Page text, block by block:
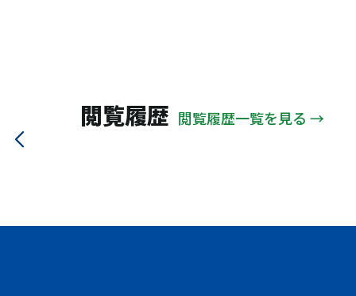
閲覧履歴 閲覧履歴一覧を見る →